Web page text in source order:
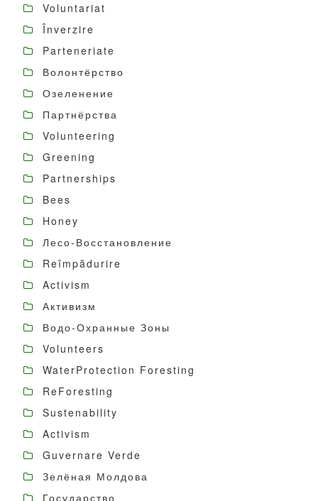
Voluntariat
Înverzire
Parteneriate
Волонтёрство
Озеленение
Партнёрства
Volunteering
Greening
Partnerships
Bees
Honey
Лесо-Восстановление
Reîmpădurire
Activism
Активизм
Водо-Охранные Зоны
Volunteers
WaterProtection Foresting
ReForesting
Sustenability
Activism
Guvernare Verde
Зелёная Молдова
Государство